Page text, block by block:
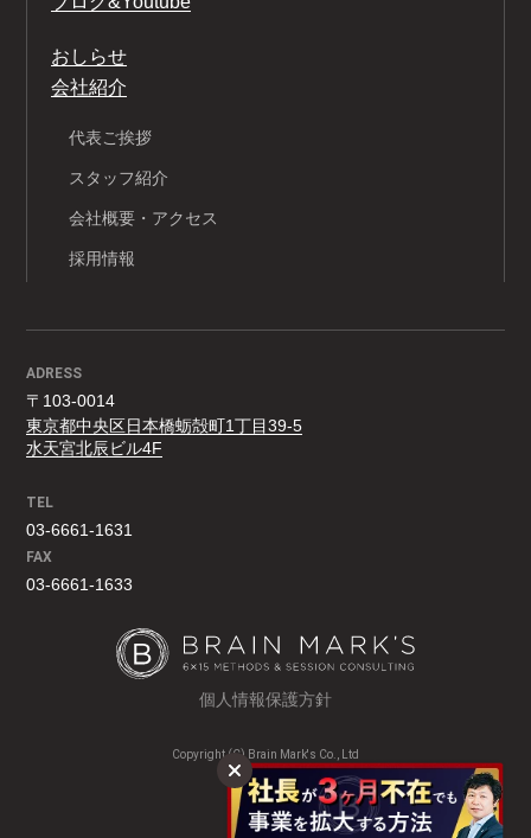
おしらせ
会社紹介
代表ご挨拶
スタッフ紹介
会社概要・アクセス
採用情報
ADRESS
〒103-0014
東京都中央区日本橋蛎殻町1丁目39-5
水天宮北辰ビル4F
TEL
03-6661-1631
FAX
03-6661-1633
個人情報保護方針
Copyright (C) Brain Mark's Co., Ltd